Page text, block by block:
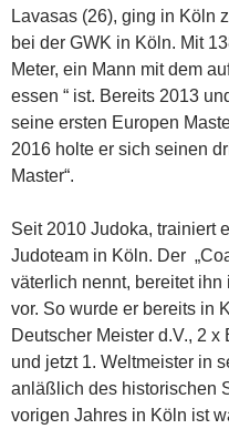
Lavasas (26), ging in Köln
bei der GWK in Köln. Mit
Meter, ein Mann mit dem
essen “ ist. Bereits 2013
seine ersten Europen
2016 holte er sich seinen
Master“.
Seit 2010 Judoka, trainiert
Judoteam in Köln. Der
väterlich nennt, bereitet
vor. So wurde er bereits in
Deutscher Meister d.V., 2
und jetzt 1. Weltmeister in
anläßlich des historischen
vorigen Jahres in Köln ist